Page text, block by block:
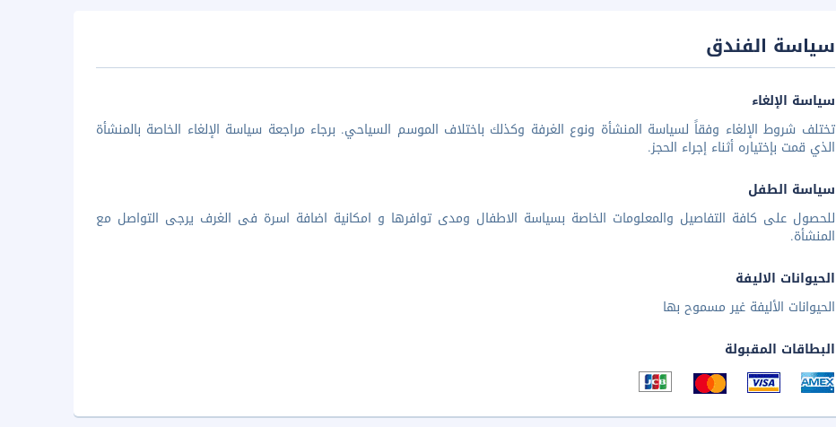
سياسة الفندق
سياسة الإلغاء
تختلف شروط الإلغاء وفقاً لسياسة المنشأة ونوع الغرفة وكذلك باختلاف الموسم السياحي. برجاء مراجعة سياسة الإلغاء الخاصة بالمنشأة
الذي قمت بإختياره أثناء إجراء الحجز.
سياسة الطفل
للحصول على كافة التفاصيل والمعلومات الخاصة بسياسة الاطفال ومدى توافرها و امكانية اضافة اسرة فى الغرف يرجى التواصل مع
المنشأة.
الحيوانات الاليفة
الحيوانات الأليفة غير مسموح بها
البطاقات المقبولة